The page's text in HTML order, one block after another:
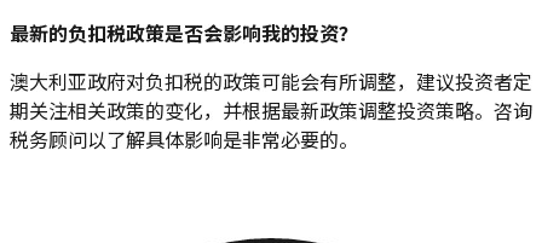
最新的负扣税政策是否会影响我的投资？
澳大利亚政府对负扣税的政策可能会有所调整，建议投资者定
期关注相关政策的变化，并根据最新政策调整投资策略。咨询
税务顾问以了解具体影响是非常必要的。